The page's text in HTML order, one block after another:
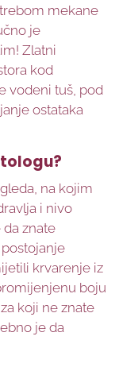
mekane
je
Zlatni
kod
vodeni tuš, pod
ostataka
na kojim
i nivo
znate
krvarenje iz
boju
koji ne znate
je da